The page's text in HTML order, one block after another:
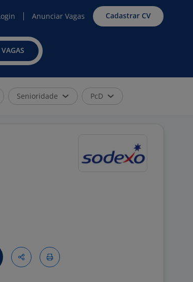
Anunciar Vagas Cadastrar CV
Senioridade PcD